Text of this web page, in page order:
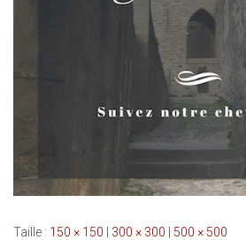
Taille : 150 × 150 300 × 300 500 × 500